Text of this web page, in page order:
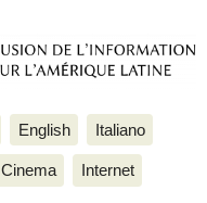
English Italiano
Cinema Internet